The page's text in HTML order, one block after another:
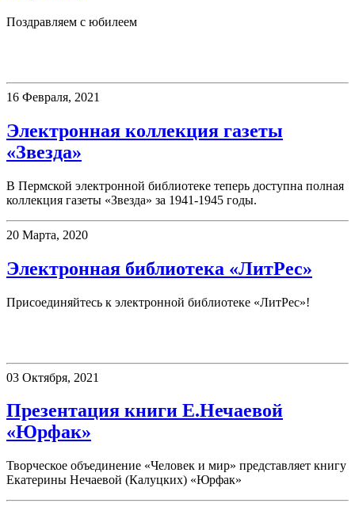
Поздравляем с юбилеем
16 Февраля, 2021
Электронная коллекция газеты
«Звезда»
В Пермской электронной библиотеке теперь доступна полная
коллекция газеты «Звезда» за 1941-1945 годы.
20 Марта, 2020
Электронная библиотека «ЛитРес»
Присоединяйтесь к электронной библиотеке «ЛитРес»!
03 Октября, 2021
Презентация книги Е.Нечаевой
«Юрфак»
Творческое объединение «Человек и мир» представляет книгу
Екатерины Нечаевой (Калуцких) «Юрфак»